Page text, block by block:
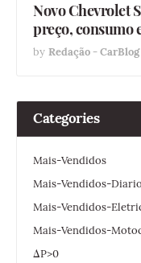
Novo Chevrolet
preço, consumo
by Redação - CarBlog
Categories
Mais-Vendidos
Mais-Vendidos-Diario
Mais-Vendidos-
Mais-Vendidos-
ΔP>0